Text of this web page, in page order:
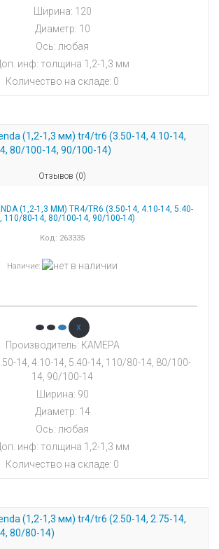
Ширина: 120
Диаметр: 10
Ось: любая
инф: толщина 1,2-1,3 мм
Количество на складе: 0
Отзывов (0)
(1,2-1,3 ММ) TR4/TR6 (3.50-14, 4.10-14, 5.40-
110/80-14, 80/100-14, 90/100-14)
Код: 263335
Наличие:
x
Производитель: КАМЕРА
14, 4.10-14, 5.40-14, 110/80-14, 80/100-
14, 90/100-14
Ширина: 90
Диаметр: 14
Ось: любая
инф: толщина 1,2-1,3 мм
Количество на складе: 0